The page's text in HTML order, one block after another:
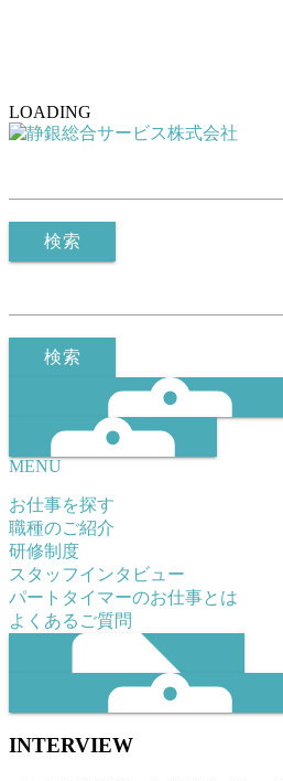
LOADING
検索
検索
エントリーはこちら
ENTRY
MENU
お仕事を探す
職種のご紹介
研修制度
スタッフインタビュー
パートタイマーのお仕事とは
よくあるご質問
INTERVIEW